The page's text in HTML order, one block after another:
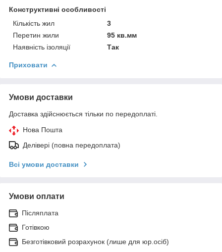
Конструктивні особливості
Кількість жил
3
Перетин жили
95 кв.мм
Наявність ізоляції
Так
Приховати
Умови доставки
Доставка здійснюється тільки по передоплаті.
Нова Пошта
Делівері (повна передоплата)
Всі умови доставки
Умови оплати
Післяплата
Готівкою
Безготівковий розрахунок (лише для юр.осіб)